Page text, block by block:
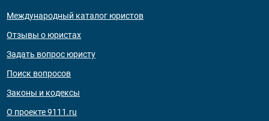
Международный каталог юристов
Отзывы о юристах
Задать вопрос юристу
Поиск вопросов
Законы и кодексы
О проекте 9111.ru